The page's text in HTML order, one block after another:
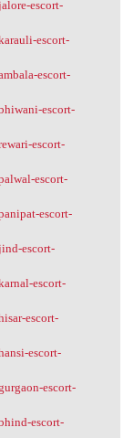
escort-
escort-
escort-
escort-
escort-
escort-
escort-
escort-
escort-
escort-
escort-
escort-
escort-